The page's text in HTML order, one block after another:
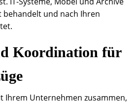
behandelt und nach Ihren
Koordination für
Ihrem Unternehmen zusammen,